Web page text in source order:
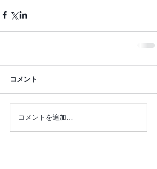
コメント
コメントを追加…